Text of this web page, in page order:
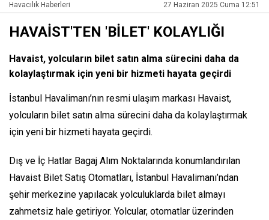
Havacılık Haberleri 27 Haziran 2025 Cuma 12:51
HAVAİST'TEN 'BİLET' KOLAYLIĞI
Havaist, yolcuların bilet satın alma sürecini daha da
kolaylaştırmak için yeni bir hizmeti hayata geçirdi
İstanbul Havalimanı’nın resmi ulaşım markası Havaist,
yolcuların bilet satın alma sürecini daha da kolaylaştırmak
için yeni bir hizmeti hayata geçirdi.
Dış ve İç Hatlar Bagaj Alım Noktalarında konumlandırılan
Havaist Bilet Satış Otomatları, İstanbul Havalimanı’ndan
şehir merkezine yapılacak yolculuklarda bilet almayı
zahmetsiz hale getiriyor. Yolcular, otomatlar üzerinden